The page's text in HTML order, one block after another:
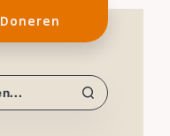
Doneren